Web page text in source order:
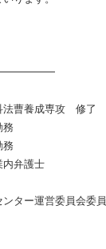
法曹養成専攻 修了
務
務
弁護士
ター運営委員会委員